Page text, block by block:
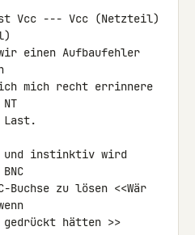
Vcc --- Vcc (Netzteil)
einen Aufbaufehler
ich mich recht errinnere
Last.
und instinktiv wird
Buchse zu lösen <<Wär
hätten >>